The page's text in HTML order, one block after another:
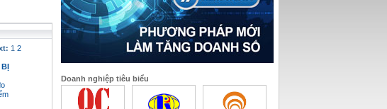
1 2
Doanh nghiệp tiêu biểu